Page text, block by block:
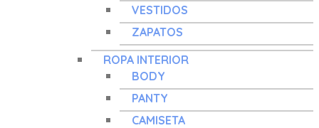
VESTIDOS
ZAPATOS
ROPA INTERIOR
BODY
PANTY
CAMISETA